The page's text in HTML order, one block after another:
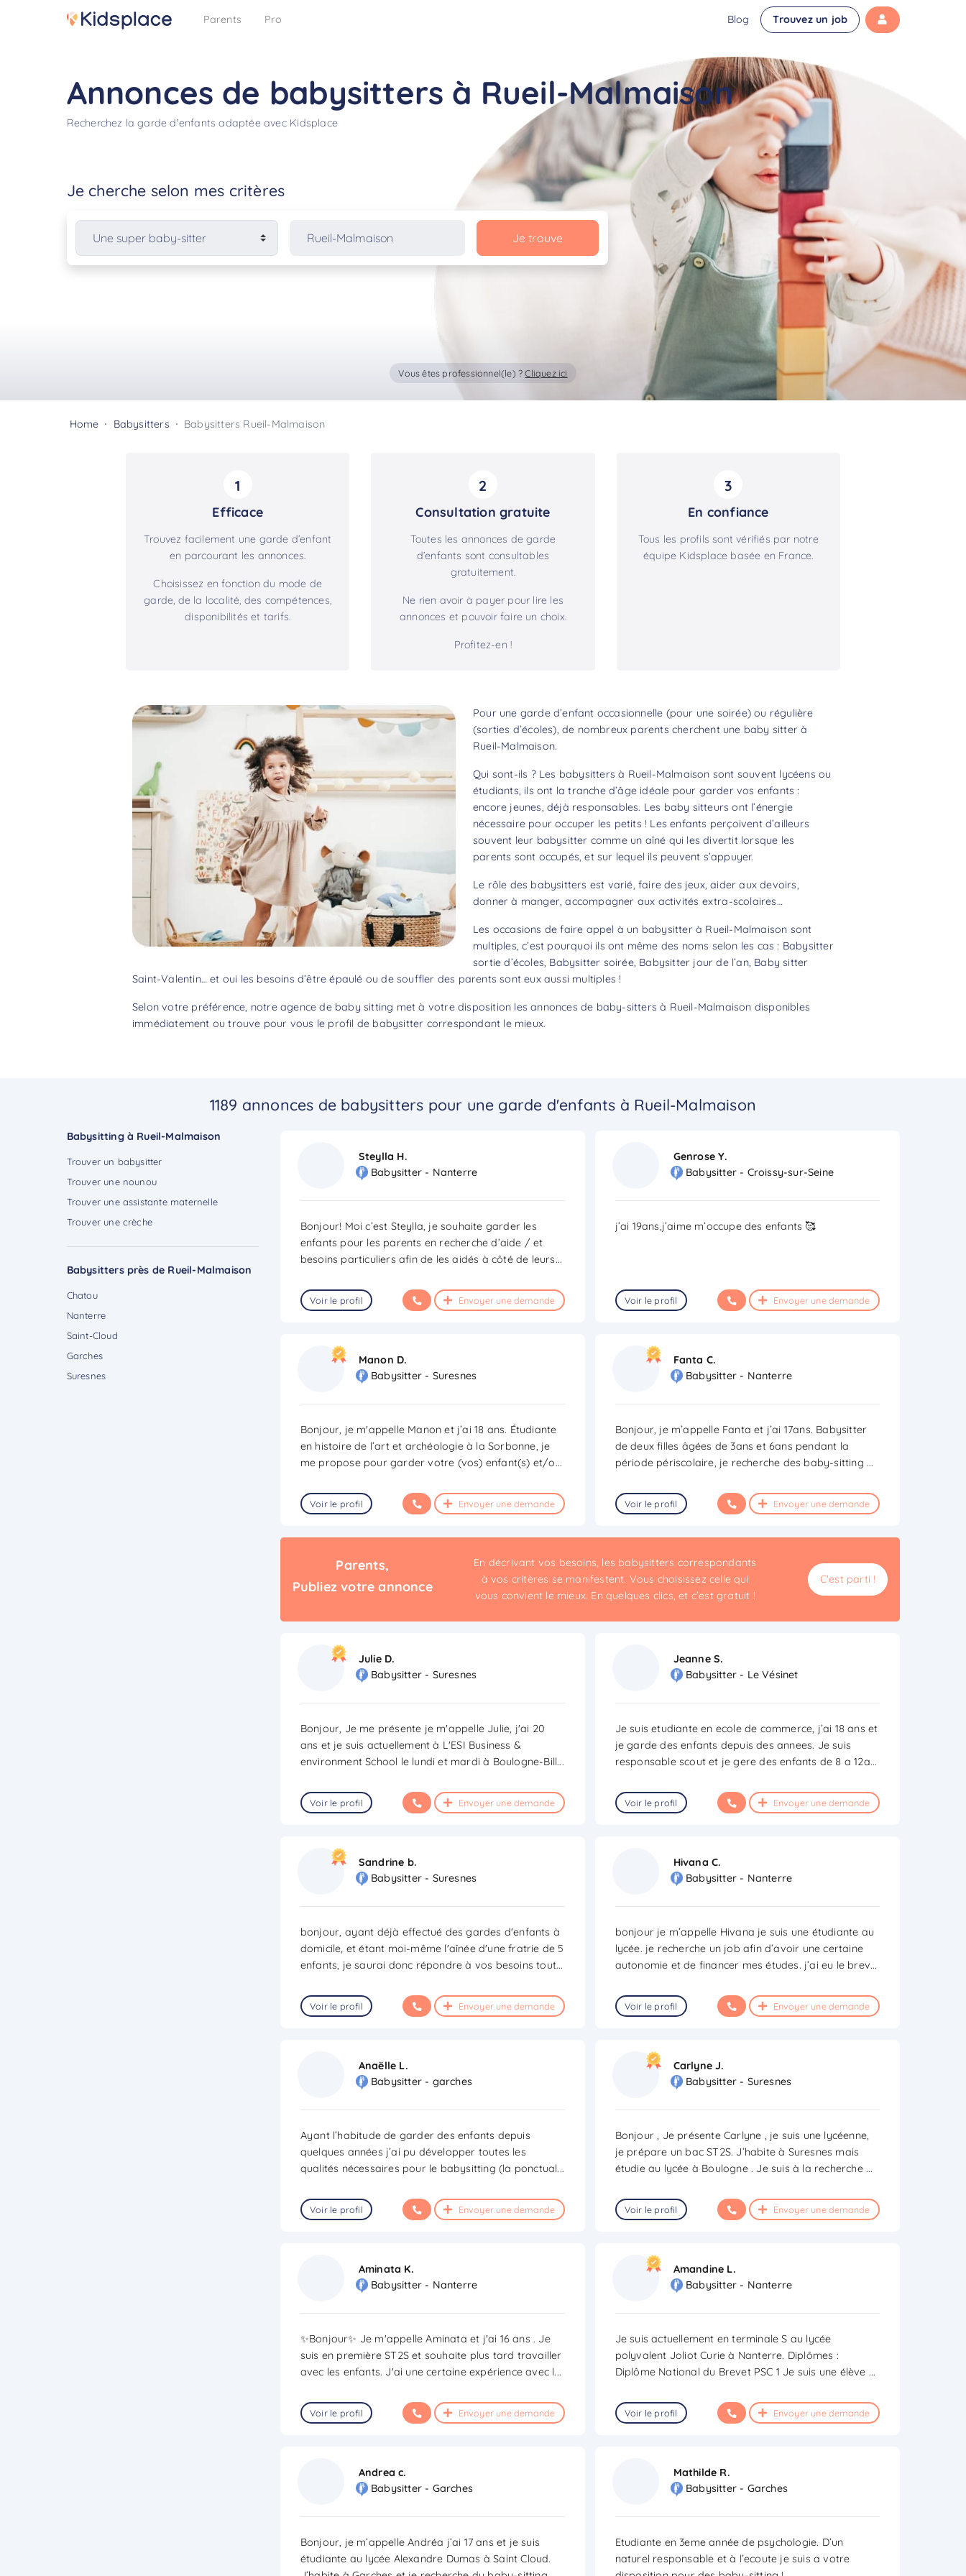
Parents Pro Blog Trouvez un job
Annonces de babysitters à Rueil-Malmaison
Recherchez la garde d'enfants adaptée avec Kidsplace
Je cherche selon mes critères
Je trouve
Vous êtes professionnel(le) ?Cliquez ici
Home Babysitters Babysitters Rueil-Malmaison
1
Efficace
Trouvez facilement une garde d’enfant
en parcourant les annonces.
Choisissez en fonction du mode de
garde, de la localité, des compétences,
disponibilités et tarifs.
2
Consultation gratuite
Toutes les annonces de garde
d’enfants sont consultables
gratuitement.
Ne rien avoir à payer pour lire les
annonces et pouvoir faire un choix.
Profitez-en !
3
En confiance
Tous les profils sont vérifiés par notre
équipe Kidsplace basée en France.
Pour une garde d’enfant occasionnelle (pour une soirée) ou régulière
(sorties d’écoles), de nombreux parents cherchent une baby sitter à
Rueil-Malmaison.
Qui sont-ils ? Les babysitters à Rueil-Malmaison sont souvent lycéens ou
étudiants, ils ont la tranche d’âge idéale pour garder vos enfants :
encore jeunes, déjà responsables. Les baby sitteurs ont l’énergie
nécessaire pour occuper les petits ! Les enfants perçoivent d’ailleurs
souvent leur babysitter comme un aîné qui les divertit lorsque les
parents sont occupés, et sur lequel ils peuvent s’appuyer.
Le rôle des babysitters est varié, faire des jeux, aider aux devoirs,
donner à manger, accompagner aux activités extra-scolaires…
Les occasions de faire appel à un babysitter à Rueil-Malmaison sont
multiples, c’est pourquoi ils ont même des noms selon les cas : Babysitter
sortie d’écoles, Babysitter soirée, Babysitter jour de l’an, Baby sitter
Saint-Valentin… et oui les besoins d’être épaulé ou de souffler des parents sont eux aussi multiples !
Selon votre préférence, notre agence de baby sitting met à votre disposition les annonces de baby-sitters à Rueil-Malmaison disponibles
immédiatement ou trouve pour vous le profil de babysitter correspondant le mieux.
1189 annonces de babysitters pour une garde d'enfants à Rueil-Malmaison
Babysitting à Rueil-Malmaison
Trouver un babysitter
Trouver une nounou
Trouver une assistante maternelle
Trouver une crèche
Babysitters près de Rueil-Malmaison
Chatou
Nanterre
Saint-Cloud
Garches
Suresnes
Steylla H.
Babysitter - Nanterre
Bonjour! Moi c’est Steylla, je souhaite garder les
enfants pour les parents en recherche d’aide / et
besoins particuliers afin de les aidés à côté de leurs...
Voir le profil Envoyer une demande
Genrose Y.
Babysitter - Croissy-sur-Seine
j’ai 19ans,j’aime m’occupe des enfants 🥰
Voir le profil Envoyer une demande
Manon D.
Babysitter - Suresnes
Bonjour, je m'appelle Manon et j’ai 18 ans. Étudiante
en histoire de l’art et archéologie à la Sorbonne, je
me propose pour garder votre (vos) enfant(s) et/o...
Voir le profil Envoyer une demande
Fanta C.
Babysitter - Nanterre
Bonjour, je m’appelle Fanta et j’ai 17ans. Babysitter
de deux filles âgées de 3ans et 6ans pendant la
période périscolaire, je recherche des baby-sitting ...
Voir le profil Envoyer une demande
Parents,
Publiez votre annonce
En décrivant vos besoins, les babysitters correspondants
à vos critères se manifestent. Vous choisissez celle qui
vous convient le mieux. En quelques clics, et c’est gratuit !
C'est parti !
Julie D.
Babysitter - Suresnes
Bonjour, Je me présente je m'appelle Julie, j'ai 20
ans et je suis actuellement à L'ESI Business &
environment School le lundi et mardi à Boulogne-Bill...
Voir le profil Envoyer une demande
Jeanne S.
Babysitter - Le Vésinet
Je suis etudiante en ecole de commerce, j’ai 18 ans et
je garde des enfants depuis des annees. Je suis
responsable scout et je gere des enfants de 8 a 12a...
Voir le profil Envoyer une demande
Sandrine b.
Babysitter - Suresnes
bonjour, ayant déjà effectué des gardes d'enfants à
domicile, et étant moi-même l'aînée d'une fratrie de 5
enfants, je saurai donc répondre à vos besoins tout...
Voir le profil Envoyer une demande
Hivana C.
Babysitter - Nanterre
bonjour je m’appelle Hivana je suis une étudiante au
lycée. je recherche un job afin d’avoir une certaine
autonomie et de financer mes études. j’ai eu le brev...
Voir le profil Envoyer une demande
Anaëlle L.
Babysitter - garches
Ayant l’habitude de garder des enfants depuis
quelques années j’ai pu développer toutes les
qualités nécessaires pour le babysitting (la ponctual...
Voir le profil Envoyer une demande
Carlyne J.
Babysitter - Suresnes
Bonjour , Je présente Carlyne , je suis une lycéenne,
je prépare un bac ST2S. J’habite à Suresnes mais
étudie au lycée à Boulogne . Je suis à la recherche ...
Voir le profil Envoyer une demande
Aminata K.
Babysitter - Nanterre
✨Bonjour✨ Je m'appelle Aminata et j'ai 16 ans . Je
suis en première ST2S et souhaite plus tard travailler
avec les enfants. J'ai une certaine expérience avec l...
Voir le profil Envoyer une demande
Amandine L.
Babysitter - Nanterre
Je suis actuellement en terminale S au lycée
polyvalent Joliot Curie à Nanterre. Diplômes :
Diplôme National du Brevet PSC 1 Je suis une élève ...
Voir le profil Envoyer une demande
Andrea c.
Babysitter - Garches
Bonjour, je m’appelle Andréa j’ai 17 ans et je suis
étudiante au lycée Alexandre Dumas à Saint Cloud.
Mathilde R.
Babysitter - Garches
Etudiante en 3eme année de psychologie. D’un
naturel responsable et à l’ecoute je suis a votre